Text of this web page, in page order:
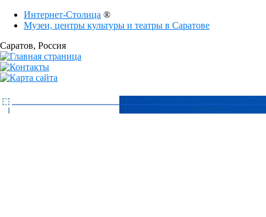
Интернет-Столица ®
Музеи, центры культуры и театры в Саратове
Саратов, Россия